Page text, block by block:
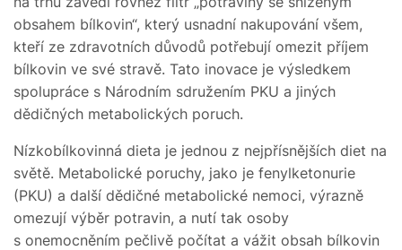
obsahem bílkovin“, který usnadní nakupování všem,
kteří ze zdravotních důvodů potřebují omezit příjem
bílkovin ve své stravě. Tato inovace je výsledkem
spolupráce s Národním sdružením PKU a jiných
dědičných metabolických poruch.
Nízkobílkovinná dieta je jednou z nejpřísnějších diet na
světě. Metabolické poruchy, jako je fenylketonurie
(PKU) a další dědičné metabolické nemoci, výrazně
omezují výběr potravin, a nutí tak osoby
s onemocněním pečlivě počítat a vážit obsah bílkovin